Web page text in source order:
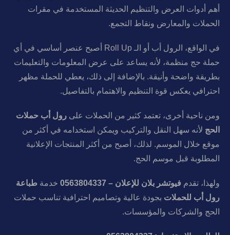
أهم أدوات العرض والتنظيم الحديثة المستخدمة في مقرات
الحملات والمعارض ونقاط التجمع.
في الواقع، الرول أب أو الـ Roll Up أصبح عنصر أساسي في أي
حملة حج منظمة، لأنه يساعد على عرض المعلومات والتعليمات
بطريقة واضحة وأنيقة. بالإضافة إلى ذلك، يعطي للحملة مظهر
احترافي يعكس قوة التنظيم والاهتمام بالتفاصيل.
ومن ناحية أخرى، تعتمد كثير من الحملات على رول أب حملات
الحج لأنه سهل النقل والتركيب ويمكن استخدامه في أكثر من
موقع خلال الموسم. لذلك، أصبح من أكثر المنتجات الإعلانية
المطلوبة قبل موسم الحج.
ولهذا، تقدم فيوتشر بلان للإعلان – 0563804337 خدمة طباعة
رول أب للحملات بجودة عالية وتصاميم احترافية تناسب حملات
الحج والشركات والمؤسسات.